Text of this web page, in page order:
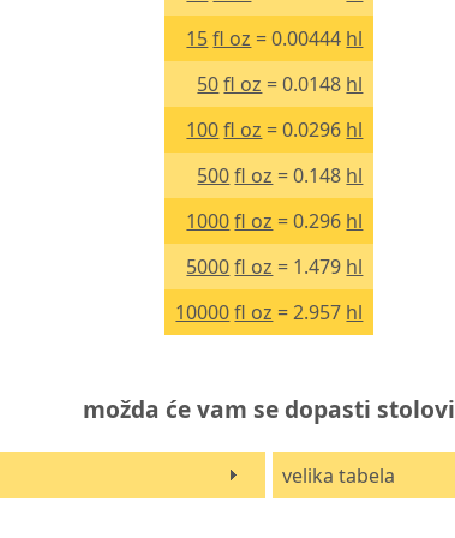
15 fl oz = 0.00444 hl
50 fl oz = 0.0148 hl
100 fl oz = 0.0296 hl
500 fl oz = 0.148 hl
1000 fl oz = 0.296 hl
5000 fl oz = 1.479 hl
10000 fl oz = 2.957 hl
možda će vam se dopasti stolovi
velika tabela